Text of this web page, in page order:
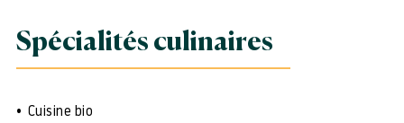
Spécialités culinaires
Cuisine bio